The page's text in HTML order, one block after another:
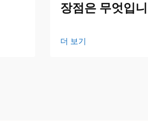
장점은 무엇입
더 보기